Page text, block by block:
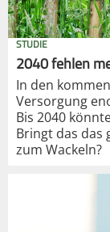
STUDIE
2040 fehlen
In den
Versorgung
Bis 2040
Bringt das das
zum Wackeln?